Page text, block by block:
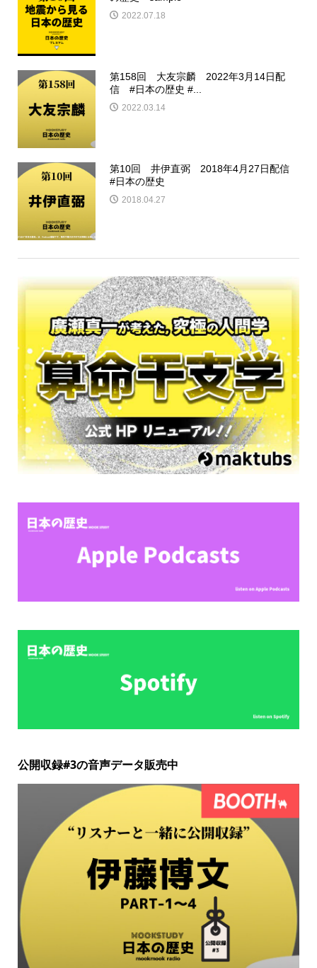
2022.07.18
第158回 大友宗麟 2022年3月14日配
信 #日本の歴史 #...
2022.03.14
第10回 井伊直弼 2018年4月27日配信
#日本の歴史
2018.04.27
公開収録#3の音声データ販売中